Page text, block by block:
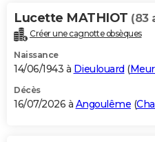
Alimentation
Guide de la santé
Maladies
Médicaments
Sommeil
VOYAGE
Destinations
City break
Voyage nature
Voyage de noces
Forum
Climat
+PHOTO
GUIDES D'ACHAT
BONS PLANS
Lucette MATHIOT (83
Créer une cagnotte obsèques
Naissance
14/06/1943 à Dieulouard (
Décès
16/07/2026 à Angoulême (